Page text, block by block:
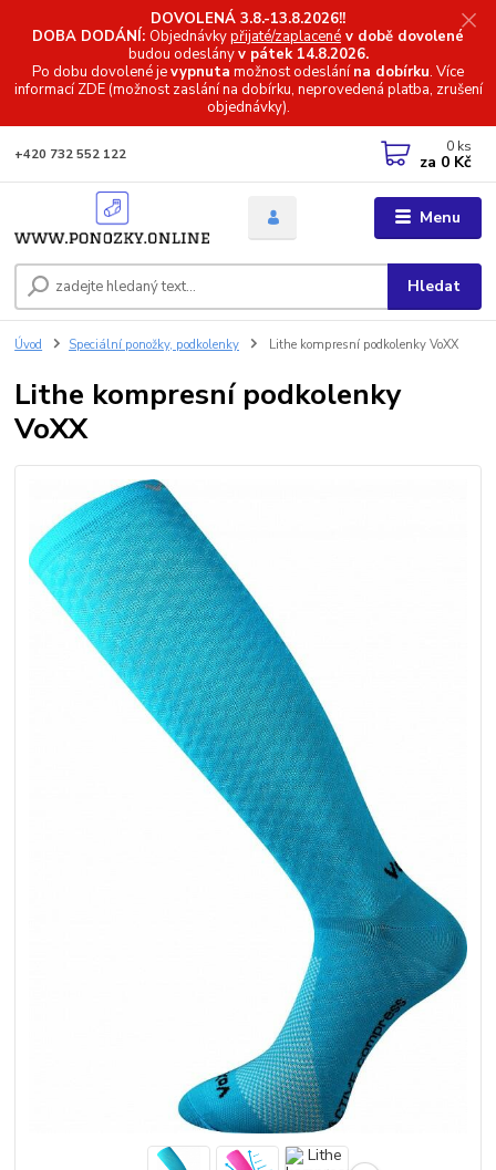
DOVOLENÁ 3.8.-13.8.2026!!
DOBA DODÁNÍ: Objednávkypřijaté/zaplacené v době dovolené
budou odeslányv pátek 14.8.2026.
Po dobu dovolené jevypnuta možnost odeslánína dobírku. Více
informacíZDE (možnost zaslání na dobírku, neprovedená platba, zrušení
objednávky).
Menu
Hledat
+420 732 552 122 0 ks
za 0 Kč
Úvod Speciální ponožky, podkolenky Lithe kompresní podkolenky VoXX
Lithe kompresní podkolenky
VoXX